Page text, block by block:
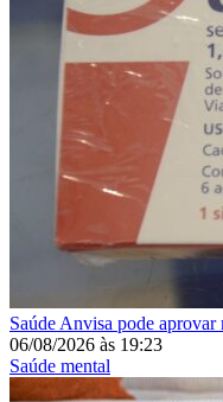
Saúde Anvisa pode aprovar
06/08/2026 às 19:23
Saúde mental